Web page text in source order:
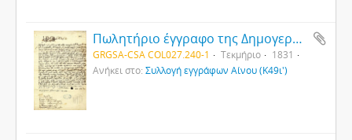
Πωλητήριο έγγραφο της Δημογεροντίας Αίνου
GRGSA-CSA COL027.240-1 Τεκμήριο
1831
Ανήκει στο: Συλλογή εγγράφων Αίνου (Κ49ι')